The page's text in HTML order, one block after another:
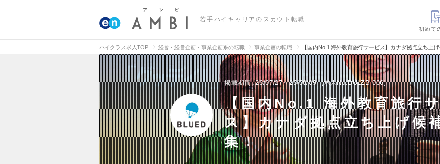
若手ハイキャリアのスカウト転職
初めて
ハイクラス求人TOP 経営・経営企画・事業企画系の転職 事業企画の転職 【国内No.1 海外教育旅行サービス】カナダ拠点立ち上
掲載期間 26/07/27～26/08/09 求人No.DULZB-006
【国内No.1 海外教育旅行
ス】カナダ拠点立ち上げ候
集！